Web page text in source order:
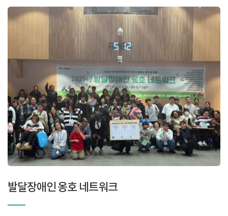
발달장애인 옹호 네트워크